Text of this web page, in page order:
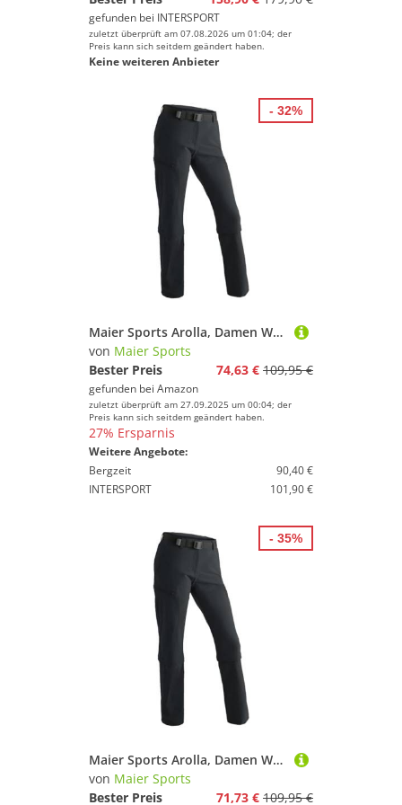
gefunden bei INTERSPORT
zuletzt überprüft am 07.08.2026 um 01:04; der
Preis kann sich seitdem geändert haben.
Keine weiteren Anbieter
Maier Sports Arolla, Damen Wanderhose, Wasserabweisende Outdoorhose für Trekking und Hiking, Praktische Zipp-Off-Funktion, PFC-frei, mSTRETCH pro 4 & Dryprotec, Schwarz, 36 (W27/28/L31)
von Maier Sports
Bester Preis
74,63 € 109,95 €
gefunden bei Amazon
zuletzt überprüft am 27.09.2025 um 00:04; der
Preis kann sich seitdem geändert haben.
27% Ersparnis
Weitere Angebote:
Bergzeit
90,40 €
INTERSPORT
101,90 €
- 32%
Maier Sports Arolla, Damen Wanderhose, Wasserabweisende Outdoorhose für Trekking und Hiking, Praktische Zipp-Off-Funktion, PFC-frei, mSTRETCH pro 4 & Dryprotec, Schwarz, 44 (W35/L32)
von Maier Sports
Bester Preis
71,73 € 109,95 €
- 35%